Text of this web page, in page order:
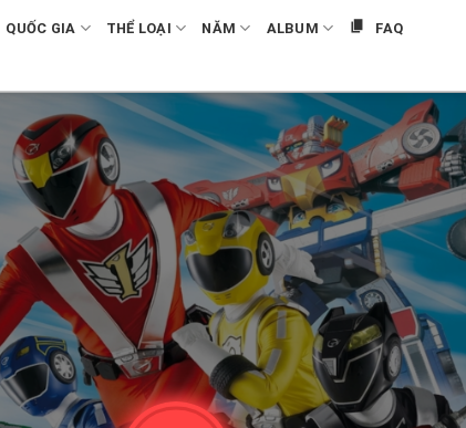
QUỐC GIA THỂ LOẠI NĂM ALBUM FAQ